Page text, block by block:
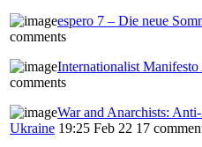
espero 7 – Die neue
comments
Internationalist
comments
War and Anarchists:
Ukraine 19:25 Feb 22 17